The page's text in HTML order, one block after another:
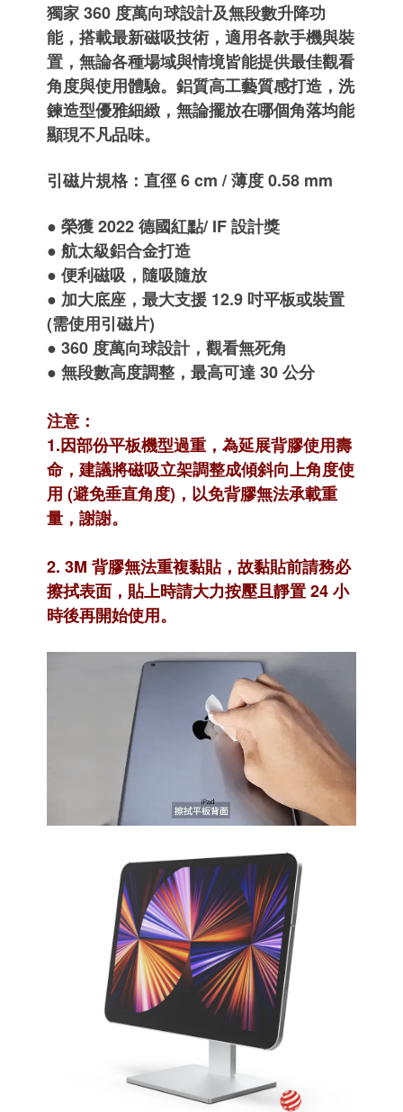
獨家 360 度萬向球設計及無段數升降功
能，搭載最新磁吸技術，適用各款手機與裝
置，無論各種場域與情境皆能提供最佳觀看
角度與使用體驗。鋁質高工藝質感打造，洗
鍊造型優雅細緻，無論擺放在哪個角落均能
顯現不凡品味。
引磁片規格：直徑 6 cm / 薄度 0.58 mm
● 榮獲 2022 德國紅點/ IF 設計獎
● 航太級鋁合金打造
● 便利磁吸，隨吸隨放
● 加大底座，最大支援 12.9 吋平板或裝置
(需使用引磁片)
● 360 度萬向球設計，觀看無死角
● 無段數高度調整，最高可達 30 公分
注意：
1.因部份平板機型過重，為延展背膠使用壽
命，建議將磁吸立架調整成傾斜向上角度使
用 (避免垂直角度)，以免背膠無法承載重
量，謝謝。
2. 3M 背膠無法重複黏貼，故黏貼前請務必
擦拭表面，貼上時請大力按壓且靜置 24 小
時後再開始使用。